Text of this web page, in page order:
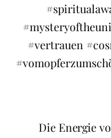
#vertrauen
Die Energie